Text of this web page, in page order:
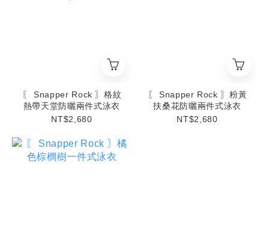
〖 Snapper Rock 〗格紋
熱帶天堂防曬兩件式泳衣
NT$2,680
〖 Snapper Rock 〗粉黃
扶桑花防曬兩件式泳衣
NT$2,680